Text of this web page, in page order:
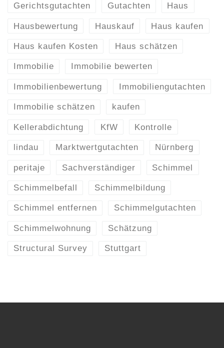
Gerichtsgutachten Gutachten Haus
Hausbewertung Hauskauf Haus kaufen
Haus kaufen Kosten Haus schätzen
Immobilie Immobilie bewerten
Immobilienbewertung Immobiliengutachten
Immobilie schätzen kaufen
Kellerabdichtung KfW Kontrolle
lindau Marktwertgutachten Nürnberg
peritaje Sachverständiger Schimmel
Schimmelbefall Schimmelbildung
Schimmel entfernen Schimmelgutachten
Schimmelwohnung Schätzung
Structural Survey Stuttgart